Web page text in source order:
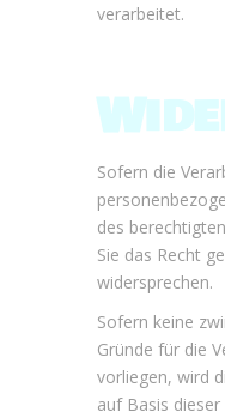
verarbeitet.
Sofern die
des
Sie das Recht
widersprechen.
Sofern keine
Gründe für die
vorliegen, wird
auf Basis